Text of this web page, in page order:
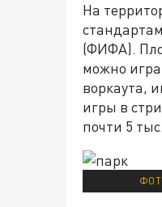
На
(ФИФА).
можно
воркаута,
игры в
почти 5